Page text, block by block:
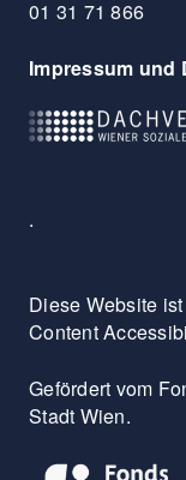
01 31 71 866
Impressum und
.
Diese Website
Content
Gefördert vom
Stadt Wien.